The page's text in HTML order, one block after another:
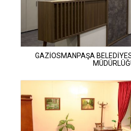
GAZİOSMANPAŞA